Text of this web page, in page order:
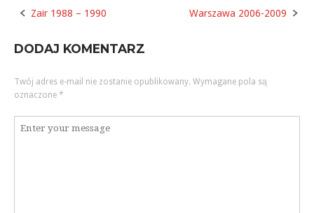
Post
navigation
Zair 1988 – 1990 Warszawa 2006-2009
DODAJ KOMENTARZ
Twój adres e-mail nie zostanie opublikowany. Wymagane pola są
oznaczone *
Komentarz